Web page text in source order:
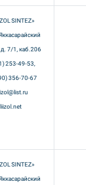
SINTEZ»
7/1, каб.206
253-49-53,
356-70-67
SINTEZ»